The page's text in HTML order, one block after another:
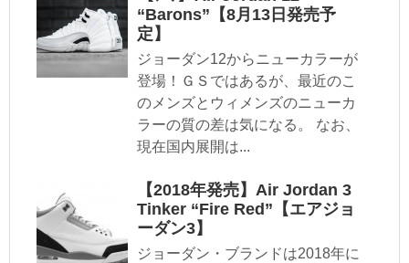
“Barons”【8月13日発売予
定】
ジョーダン12からニューカラーが
登場！ＧＳではあるが、最近のこ
のメンズとウィメンズのニューカ
ラーの質の差は気になる。 なお、
現在国内展開は...
【2018年発売】Air Jordan 3
Tinker “Fire Red”【エアジョ
ーダン3】
ジョーダン・ブランドは2018年に